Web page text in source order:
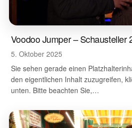
Voodoo Jumper – Schausteller
5. Oktober 2025
Sie sehen gerade einen
den eigentlichen Inhalt zuzugreifen,
unten. Bitte beachten Sie,…